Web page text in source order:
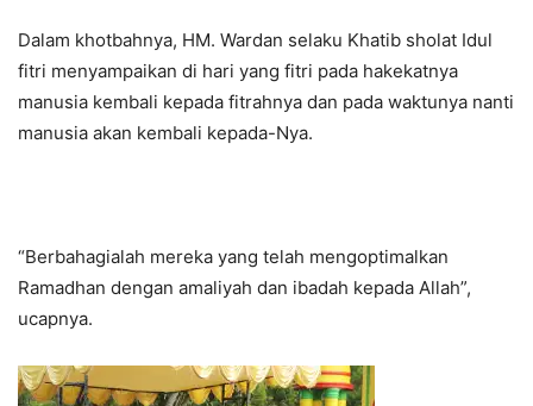
Dalam khotbahnya, HM. Wardan selaku Khatib sholat Idul
fitri menyampaikan di hari yang fitri pada hakekatnya
manusia kembali kepada fitrahnya dan pada waktunya nanti
manusia akan kembali kepada-Nya.
“Berbahagialah mereka yang telah mengoptimalkan
Ramadhan dengan amaliyah dan ibadah kepada Allah”,
ucapnya.